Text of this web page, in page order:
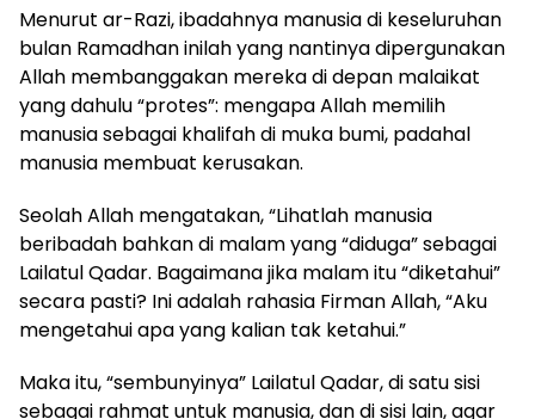
Menurut ar-Razi, ibadahnya manusia di keseluruhan
bulan Ramadhan inilah yang nantinya dipergunakan
Allah membanggakan mereka di depan malaikat
yang dahulu “protes”: mengapa Allah memilih
manusia sebagai khalifah di muka bumi, padahal
manusia membuat kerusakan.
Seolah Allah mengatakan, “Lihatlah manusia
beribadah bahkan di malam yang “diduga” sebagai
Lailatul Qadar. Bagaimana jika malam itu “diketahui”
secara pasti? Ini adalah rahasia Firman Allah, “Aku
mengetahui apa yang kalian tak ketahui.”
Maka itu, “sembunyinya” Lailatul Qadar, di satu sisi
sebagai rahmat untuk manusia, dan di sisi lain, agar